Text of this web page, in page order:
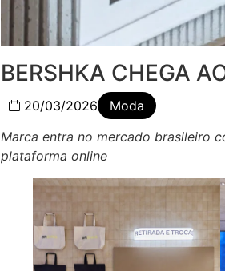
BERSHKA CHEGA
20/03/2026
Moda
Marca entra no mercado brasileiro
plataforma online